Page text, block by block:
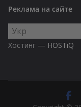
Реклама на сайте
Выбрать
язык
Хостинг — HOSTiQ